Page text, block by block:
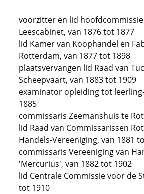
voorzitter en lid
Leescabinet, van 1876 tot 1877
lid Kamer van Koophandel en
Rotterdam, van 1877 tot 1898
plaatsvervangen lid Raad van
Scheepvaart, van 1883 tot 1909
examinator opleiding tot
1885
commissaris Zeemanshuis te
lid Raad van Commissarissen
Handels-Vereeniging, van 1881
commissaris Vereeniging van
'Mercurius', van 1882 tot 1902
lid Centrale Commissie voor de
tot 1910